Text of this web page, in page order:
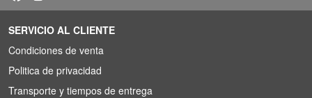
SERVICIO AL CLIENTE
Condiciones de venta
Politica de privacidad
Transporte y tiempos de entrega